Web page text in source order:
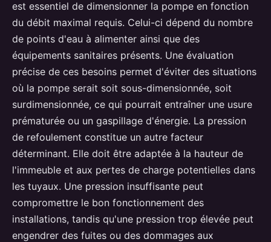
est essentiel de dimensionner la pompe en fonction
du débit maximal requis. Celui-ci dépend du nombre
de points d'eau à alimenter ainsi que des
équipements sanitaires présents. Une évaluation
précise de ces besoins permet d'éviter des situations
où la pompe serait soit sous-dimensionnée, soit
surdimensionnée, ce qui pourrait entraîner une usure
prématurée ou un gaspillage d'énergie. La pression
de refoulement constitue un autre facteur
déterminant. Elle doit être adaptée à la hauteur de
l'immeuble et aux pertes de charge potentielles dans
les tuyaux. Une pression insuffisante peut
compromettre le bon fonctionnement des
installations, tandis qu'une pression trop élevée peut
engendrer des fuites ou des dommages aux